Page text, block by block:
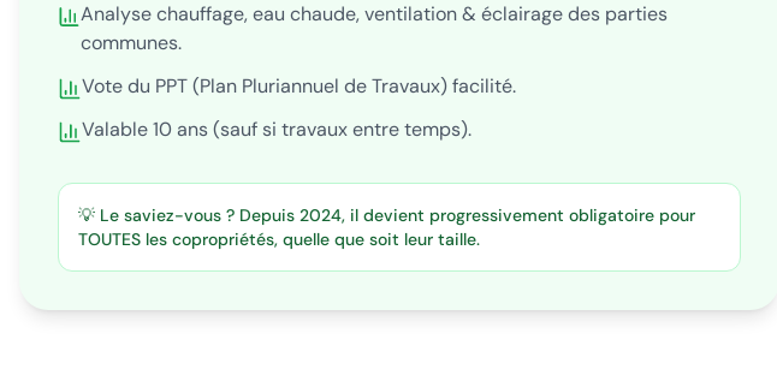
Analyse chauffage, eau chaude, ventilation & éclairage des parties
communes.
Vote du PPT (Plan Pluriannuel de Travaux) facilité.
Valable 10 ans (sauf si travaux entre temps).
💡 Le saviez-vous ? Depuis 2024, il devient progressivement obligatoire pour
TOUTES les copropriétés, quelle que soit leur taille.